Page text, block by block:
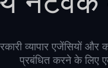
व्यापार एजेंसियों
प्रबंधित करने के लिए